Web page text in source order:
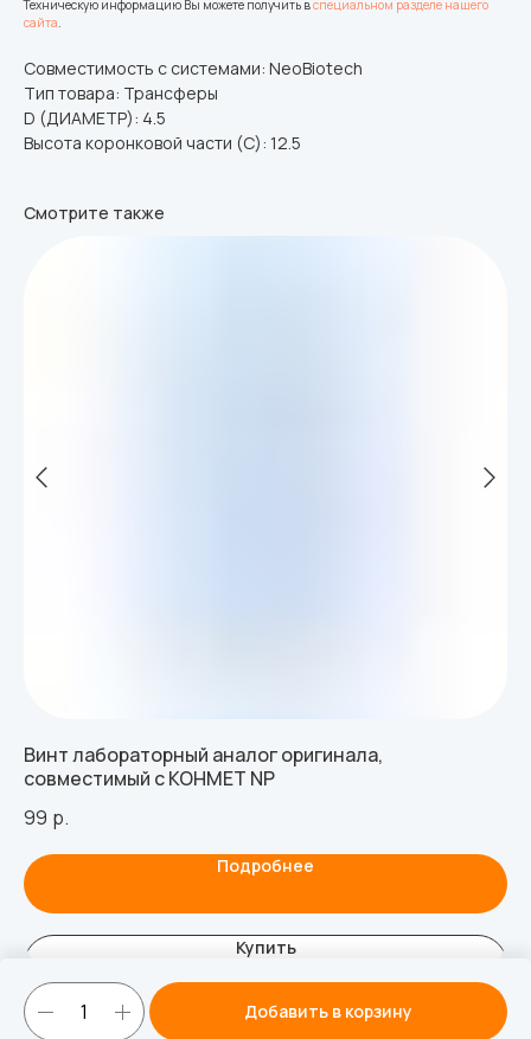
Добавить в корзину
Техническую информацию Вы можете получить вспециальном разделе нашего
сайта.
Совместимость с системами: NeoBiotech
Тип товара: Трансферы
D (ДИАМЕТР): 4.5
Высота коронковой части (C): 12.5
Смотрите также
Винт лабораторный аналог оригинала,
совместимый с КОНМЕТ NP
99 р.
Подробнее
Купить